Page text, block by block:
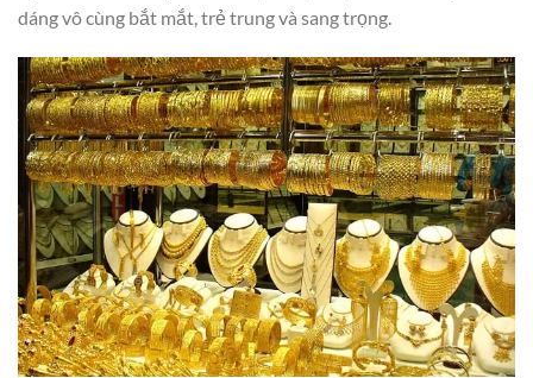
dáng vô cùng bắt mắt, trẻ trung và sang trọng.